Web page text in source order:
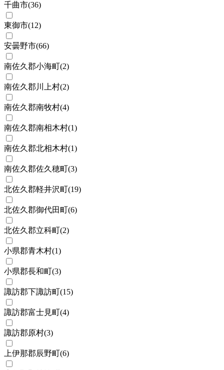
千曲市(36)
東御市(12)
安曇野市(66)
南佐久郡小海町(2)
南佐久郡川上村(2)
南佐久郡南牧村(4)
南佐久郡南相木村(1)
南佐久郡北相木村(1)
南佐久郡佐久穂町(3)
北佐久郡軽井沢町(19)
北佐久郡御代田町(6)
北佐久郡立科町(2)
小県郡青木村(1)
小県郡長和町(3)
諏訪郡下諏訪町(15)
諏訪郡富士見町(4)
諏訪郡原村(3)
上伊那郡辰野町(6)